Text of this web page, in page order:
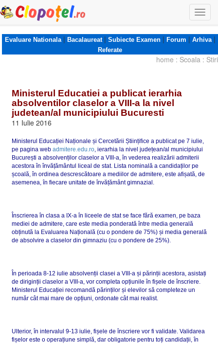
Evaluare Nationala| Bacalaureat| Subiecte Examen| Forum | Arhiva|
Referate
home : Scoala : Stiri
Ministerul Educatiei a publicat ierarhia
absolventilor claselor a VIII-a la nivel
judetean/al municipiului Bucuresti
11 Iulie 2016
Ministerul Educației Naționale și Cercetării Științifice a publicat pe 7 iulie,
pe pagina web admitere.edu.ro, ierarhia la nivel județean/al municipiului
București a absolvenților claselor a VIII-a, în vederea realizării admiterii
acestora în învățământul liceal de stat. Lista nominală a candidaților pe
școală, în ordinea descrescătoare a mediilor de admitere, este afișată, de
asemenea, în fiecare unitate de învățământ gimnazial.
Înscrierea în clasa a IX-a în liceele de stat se face fără examen, pe baza
mediei de admitere, care este media ponderată între media generală
obținută la Evaluarea Națională (cu o pondere de 75%) și media generală
de absolvire a claselor din gimnaziu (cu o pondere de 25%).
În perioada 8-12 iulie absolvenții clasei a VIII-a și părinții acestora, asistați
de diriginții claselor a VIII-a, vor completa opțiunile în fișele de înscriere.
Ministerul Educației recomandă părinților și elevilor să completeze un
număr cât mai mare de opțiuni, ordonate cât mai realist.
Ulterior, în intervalul 9-13 iulie, fișele de înscriere vor fi validate. Validarea
fișelor este o operațiune simplă, dar obligatorie pentru toți candidații, în